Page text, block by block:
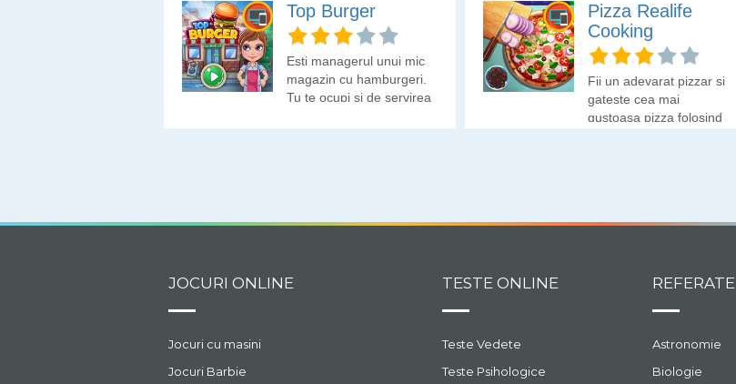
clientilor cat si de
prepararea produselor
de fast food. Ce zici, te
Top Burger
Esti managerul unui mic
magazin cu hamburgeri.
Tu te ocupi si de servirea
Pizza Realife
Cooking
Fii un adevarat pizzar si
gateste cea mai
gustoasa pizza folosind
JOCURI ONLINE
Jocuri cu masini
Jocuri Barbie
TESTE ONLINE
Teste Vedete
Teste Psihologice
REFERATE
Astronomie
Biologie